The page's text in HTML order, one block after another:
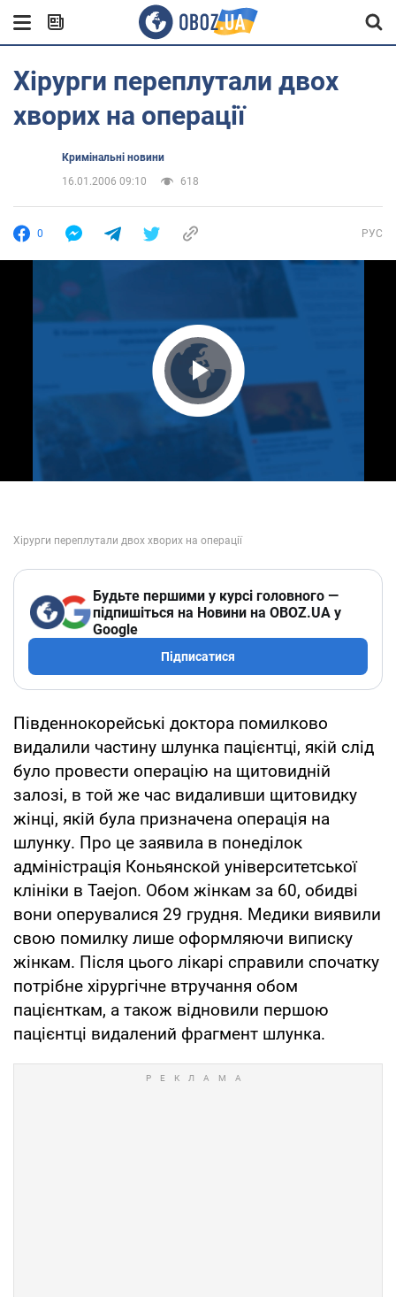
Хірурги переплутали двох
хворих на операції
Кримінальні новини
16.01.2006 09:10
618
0 РУС
Play Video
Будьте першими у курсі головного —
підпишіться на Новини на OBOZ.UA у
Google
Підписатися
Південнокорейські доктора помилково
видалили частину шлунка пацієнтці, якій слід
було провести операцію на щитовидній
залозі, в той же час видаливши щитовидку
жінці, якій була призначена операція на
шлунку. Про це заявила в понеділок
адміністрація Коньянской університетської
клініки в Taejon. Обом жінкам за 60, обидві
вони оперувалися 29 грудня. Медики виявили
свою помилку лише оформляючи виписку
жінкам. Після цього лікарі справили спочатку
потрібне хірургічне втручання обом
пацієнткам, а також відновили першою
пацієнтці видалений фрагмент шлунка.